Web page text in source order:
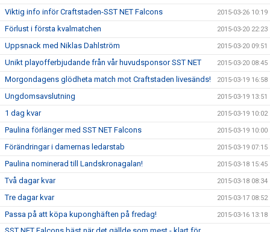
Viktig info inför Craftstaden-SST NET Falcons 2015-03-26 10:19
Förlust i första kvalmatchen 2015-03-20 22:23
Uppsnack med Niklas Dahlström 2015-03-20 09:51
Unikt playofferbjudande från vår huvudsponsor SST NET 2015-03-20 08:45
Morgondagens glödheta match mot Craftstaden livesänds! 2015-03-19 16:58
Ungdomsavslutning 2015-03-19 13:51
1 dag kvar 2015-03-19 10:02
Paulina förlänger med SST NET Falcons 2015-03-19 10:00
Förändringar i damernas ledarstab 2015-03-19 07:15
Paulina nominerad till Landskronagalan! 2015-03-18 15:45
Två dagar kvar 2015-03-18 08:34
Tre dagar kvar 2015-03-17 08:52
Passa på att köpa kuponghäften på fredag! 2015-03-16 13:18